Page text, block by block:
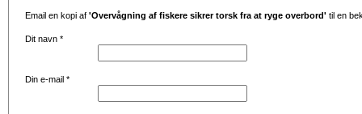
Email en kopi af 'Overvågning af fiskere sikrer torsk fra at ryge overbord' til en
Dit navn *
Din e-mail *